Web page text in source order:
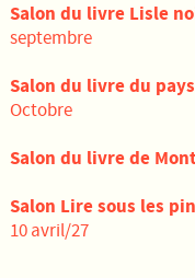
Salon du livre Lisle
septembre
Salon du livre du
Octobre
Salon du livre de
Salon Lire sous les
10 avril/27